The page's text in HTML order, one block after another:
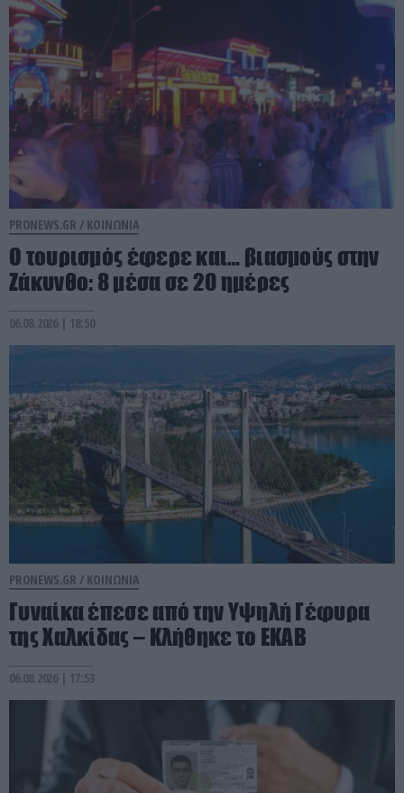
PRONEWS.GR / ΚΟΙΝΩΝΙΑ
Ο τουρισμός έφερε και… βιασμούς στην
Ζάκυνθο: 8 μέσα σε 20 ημέρες
06.08.2026 | 18:50
PRONEWS.GR / ΚΟΙΝΩΝΙΑ
Γυναίκα έπεσε από την Υψηλή Γέφυρα
της Χαλκίδας – Κλήθηκε το ΕΚΑΒ
06.08.2026 | 17:53